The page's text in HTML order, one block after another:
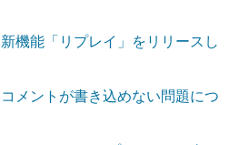
新機能「リプレイ」をリリースし
コメントが書き込めない問題につ